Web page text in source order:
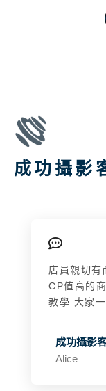
成功攝影
店員親切有
CP值高的
教學 大家
成功攝影
Alice